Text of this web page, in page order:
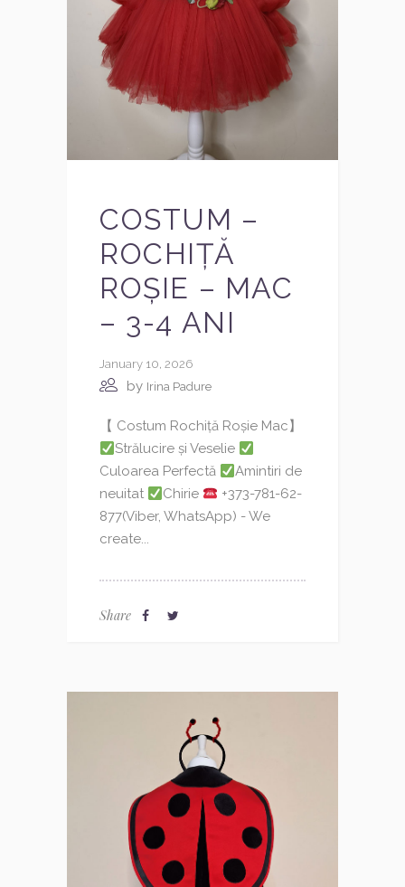
COSTUM –
ROCHIȚĂ
ROȘIE – MAC
– 3-4 ANI
January 10, 2026
by Irina Padure
【 Costum Rochiță Roșie Mac】
Strălucire și Veselie
Culoarea Perfectă
Amintiri de
neuitat
Chirie
+373-781-62-
877(Viber, WhatsApp) - We
create...
Share